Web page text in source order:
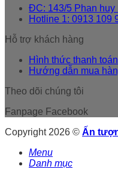
ĐC: 143/5 Phan
Hotline 1: 0913 109
Hỗ trợ khách hàng
Hình thức thanh toán
Hướng dẫn mua
Theo dõi chúng tôi
Fanpage Facebook
Copyright 2026 © Ấn
Menu
Danh mục